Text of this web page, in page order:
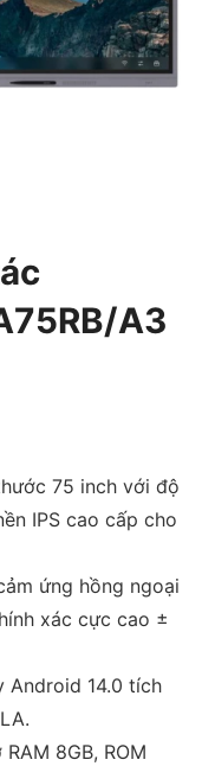
A3
75 inch với độ
IPS cao cấp cho
ứng hồng ngoại
xác cực cao ±
Android 14.0 tích
RAM 8GB, ROM